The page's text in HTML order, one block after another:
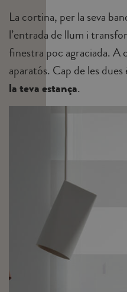
La cortina, per la seva
l’entrada de llum i
finestra poc agraciada. A
aparatós. Cap de les
la teva estança.